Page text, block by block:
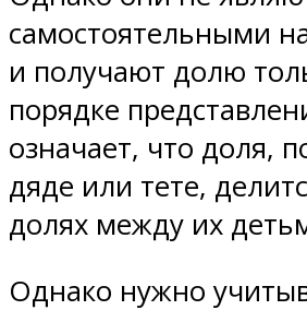
самостоятельными
и получают долю
порядке
означает, что доля,
дяде или тете,
долях между их
Однако нужно